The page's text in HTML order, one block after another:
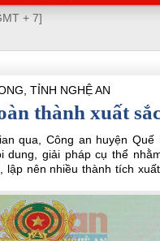
+ 7]
TỈNH NGHỆ AN
thành xuất
qua, Công an huyện
dung, giải pháp cụ thể
lập nên nhiều thành tích